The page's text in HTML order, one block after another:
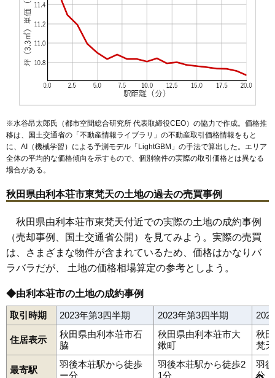
57 神沢 1.1万円 117万円 -22.0%
58 鳥海町上笹子 1.1万円 102万円 -22.4%
59 上野 1.0万円 168万円 -35.0%
60 1.0万円
-18.6%
0.8万円
東由利老方 0.8万円 101万円 -17.6%
65 大谷 0.7万円 437万円 -24.4%
※水谷昂太郎氏（都市空間総合研究所 代表取締役CEO）の協力で作成。価格推
移は、国土交通省の「不動産情報ライブラリ 」の不動産取引価格情報をもと
に、AI（機械学習）による予測モデル「LightGBM」の手法で算出した。エリア
全体の平均的な価格傾向を示すもので、個別物件の実際の取引価格とは異なる
場合がある。
秋田県由利本荘市東梵天の土地の過去の売買事例
秋田県由利本荘市東梵天付近での実際の土地の成約事例
（売却事例、国土交通省公開）を見てみよう。実際の売買
は、さまざまな物件が含まれているため、価格はかなりバ
ラバラだが、 土地の価格相場算定の参考としよう。
◆由利本荘市の土地の成約事例
取引時期 2023年第3四半期 2023年第3四半期
住居表示
秋田県由利本荘市石
脇
秋田県由利本荘市大
鍬町
秋
梵天
最寄駅
羽後本荘駅から徒歩
ー分
羽後本荘駅から徒歩2
1分
羽
分
赤沼下荒町石脇一番堰井戸尻岩城赤平岩城勝手岩城二古
岩渕下
岩谷町裏尾崎町上野大内三川大鍬町大谷大浦
表尾崎町
川口給人町 桜小路砂糖畑